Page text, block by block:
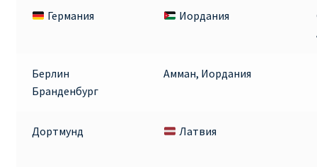
Германия Иордания
Берлин
Бранденбург
Амман, Иордания
Дортмунд Латвия